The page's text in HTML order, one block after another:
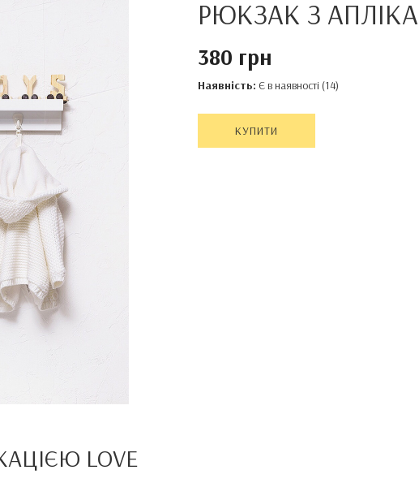
РЮКЗАК З
380 грн
Наявність: Є в наявності (14)
КУПИТИ
LOVE